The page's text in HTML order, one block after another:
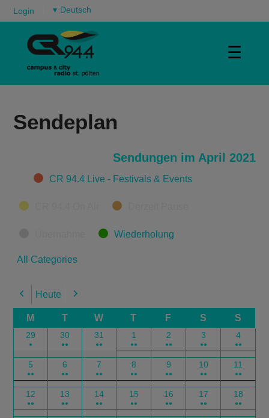
Login ▾
☰
Sendeplan
Sendungen im April 2021
CategoriesCR 94.4 Live - Festivals & Events
Wiederholung
All Categories
Previous
Heute Next
M T W T F S S
29
●
30
●●
31
●●
1
●●
2
●●
3
●●
4
●●
5
●●
6
●●
7
●●
8
●●
9
●●
10
●●
11
●●
12
●●
13
●●
14
●●
15
●●
16
●●
17
●●
18
●●